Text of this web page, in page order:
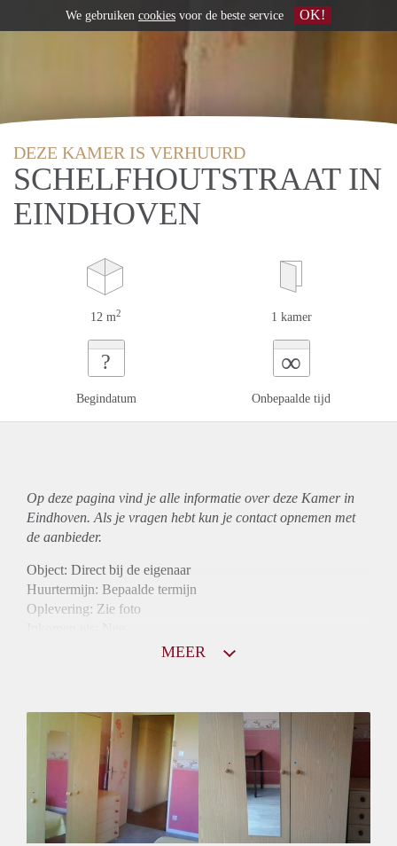
DEZE KAMER IS VERHUURD
SCHELFHOUTSTRAAT IN
EINDHOVEN
12 m2 1 kamer
?
Begindatum
∞
Onbepaalde tijd
Op deze pagina vind je alle informatie over deze Kamer in
Eindhoven. Als je vragen hebt kun je contact opnemen met
de aanbieder.
Object: Direct bij de eigenaar
Huurtermijn: Bepaalde termijn
Oplevering: Zie foto
Gedeelde Douche: Ja
Gedeelde woonkamer: Ja
Huisgenoten: Ja
Geslacht huisgenoten: Gemengd
MEER
We gebruiken cookies voor de beste service OK!